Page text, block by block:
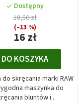
Dostępny
16 zł
18,50 zł
(–13 %)
DO KOSZYKA
do skręcania marki RAW
maszynka do
bluntów i...